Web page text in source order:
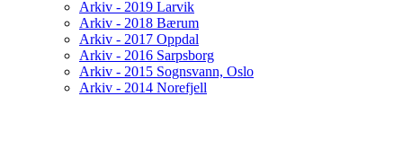
Arkiv - 2019 Larvik
Arkiv - 2018 Bærum
Arkiv - 2017 Oppdal
Arkiv - 2016 Sarpsborg
Arkiv - 2015 Sognsvann, Oslo
Arkiv - 2014 Norefjell